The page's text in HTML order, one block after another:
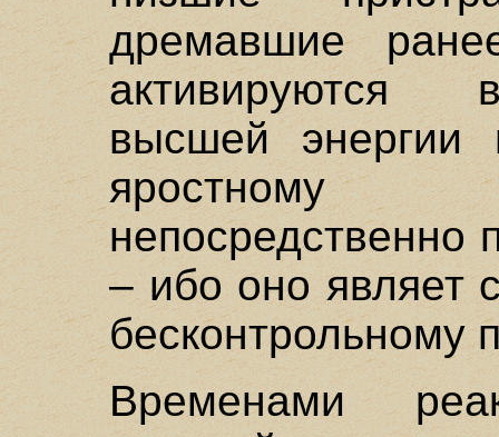
дремавшие
активируются
высшей энергии
яростному
непосредственно
– ибо оно являет
бесконтрольному
Временами